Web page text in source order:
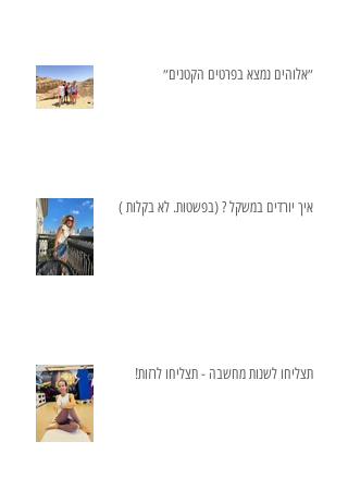
״אלוהים נמצא בפרטים הקטנים״
איך יורדים במשקל ? (בפשטות. לא בקלות )
תצליחו לשנות מחשבה - תצליחו לרזות!